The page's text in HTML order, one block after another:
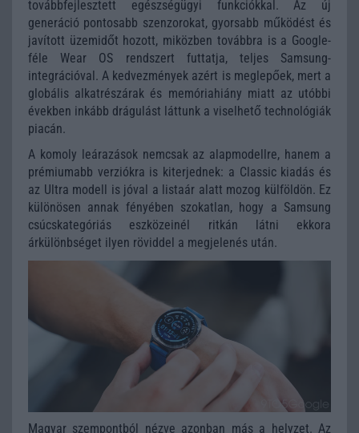
továbbfejlesztett egészségügyi funkciókkal. Az új
generáció pontosabb szenzorokat, gyorsabb működést és
javított üzemidőt hozott, miközben továbbra is a Google-
féle Wear OS rendszert futtatja, teljes Samsung-
integrációval. A kedvezmények azért is meglepőek, mert a
globális alkatrészárak és memóriahiány miatt az utóbbi
években inkább drágulást láttunk a viselhető technológiák
piacán.
A komoly leárazások nemcsak az alapmodellre, hanem a
prémiumabb verziókra is kiterjednek: a Classic kiadás és
az Ultra modell is jóval a listaár alatt mozog külföldön. Ez
különösen annak fényében szokatlan, hogy a Samsung
csúcskategóriás eszközeinél ritkán látni ekkora
árkülönbséget ilyen röviddel a megjelenés után.
Magyar szempontból nézve azonban más a helyzet. Az